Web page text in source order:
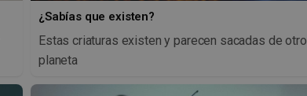
¿Sabías que existen?
Estas criaturas existen y parecen sacadas de otro
planeta